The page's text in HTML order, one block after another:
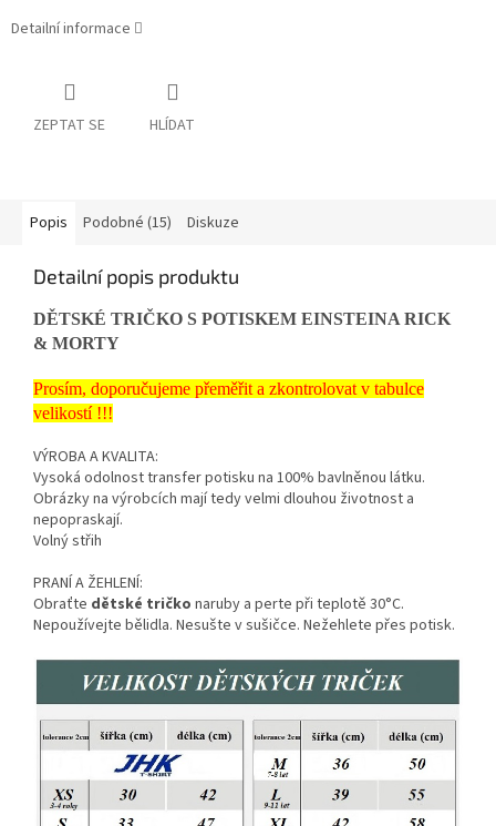
Detailní informace
ZEPTAT SE HLÍDAT
Popis Podobné (15) Diskuze
Detailní popis produktu
DĚTSKÉ TRIČKO S POTISKEM EINSTEINA RICK
& MORTY
Prosím, doporučujeme přeměřit a zkontrolovat v tabulce
velikostí !!!
VÝROBA A KVALITA:
Vysoká odolnost transfer potisku na 100% bavlněnou látku.
Obrázky na výrobcích mají tedy velmi dlouhou životnost a
nepopraskají.
Volný střih
PRANÍ A ŽEHLENÍ:
Obraťte dětské tričko naruby a perte při teplotě 30°C.
Nepoužívejte bělidla. Nesušte v sušičce. Nežehlete přes potisk.